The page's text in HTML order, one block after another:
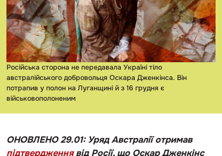
Російська сторона не передавала Україні тіло
австралійського добровольця Оскара Дженкінса. Він
потрапив у полон на Луганщині й з 16 грудня є
військовополоненим
ОНОВЛЕНО 29.01: Уряд Австралії отримав
підтвердженнявід Росії, що Оскар Дженкінс